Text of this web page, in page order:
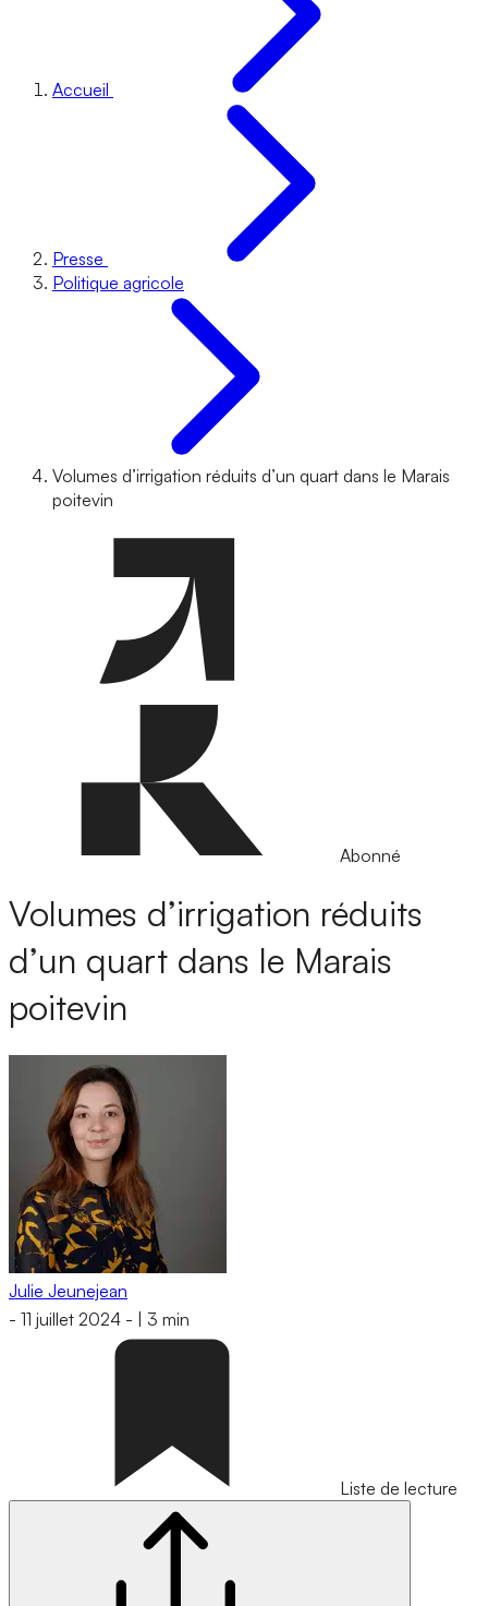
Accueil
Presse
Politique agricole
Volumes d’irrigation réduits d’un quart dans le Marais
poitevin
Abonné
Volumes d’irrigation réduits
d’un quart dans le Marais
poitevin
Julie Jeunejean
- 11 juillet 2024 - 3 min
Liste de lecture